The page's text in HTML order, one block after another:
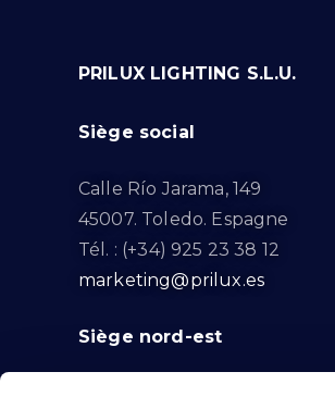
PRILUX LIGHTING S.L.U.
Siège social
Calle Río Jarama, 149
45007. Toledo. Espagne
Tél. : (+34) 925 23 38 12
marketing@prilux.es
Siège nord-est